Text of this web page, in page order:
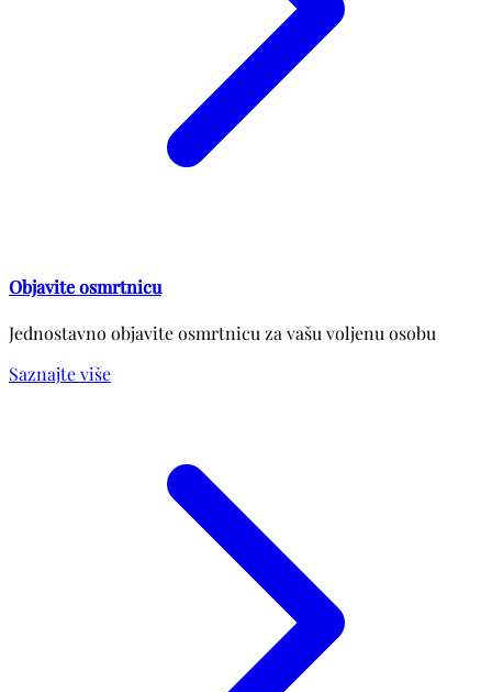
Objavite osmrtnicu
Jednostavno objavite osmrtnicu za vašu voljenu osobu
Saznajte više